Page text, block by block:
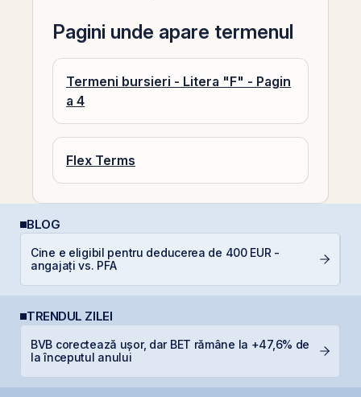
Pagini unde apare termenul
Termeni bursieri - Litera "F" - Pagin
a 4
Flex Terms
BLOG
Cine e eligibil pentru deducerea de 400 EUR -
angajați vs. PFA
TRENDUL ZILEI
BVB corectează ușor, dar BET rămâne la +47,6% de
la începutul anului